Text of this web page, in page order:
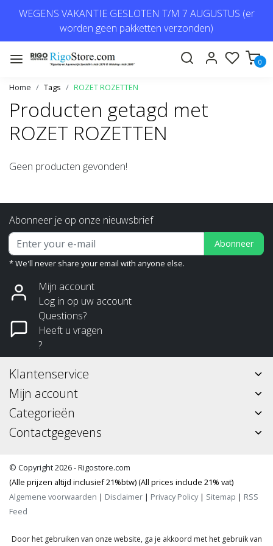
WEGENS VAKANTIE GESLOTEN T/M 7 AUGUSTUS (er
worden geen pakketten verzonden)
0
Home Tags ROZET ROZETTEN
Producten getagd met
ROZET ROZETTEN
Geen producten gevonden!
Abonneer je op onze nieuwsbrief
Abonneer
* We'll never share your email with anyone else.
Mijn account
Log in op uw account
Questions?
Heeft u vragen
?
Klantenservice
Mijn account
Categorieën
Contactgegevens
© Copyright 2026 - Rigostore.com
(Alle prijzen altijd inclusief 21%btw) (All prices include 21% vat)
Algemene voorwaarden | Disclaimer | Privacy Policy| Sitemap | RSS
Feed
Door het gebruiken van onze website, ga je akkoord met het gebruik van